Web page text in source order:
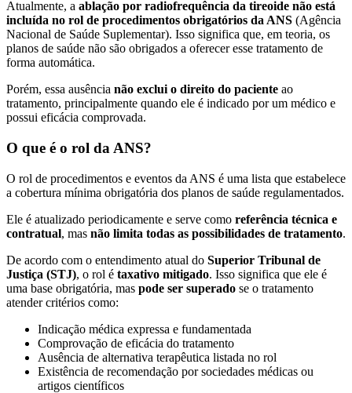
Atualmente, a ablação por radiofrequência da tireoide não está
incluída no rol de procedimentos obrigatórios da ANS (Agência
Nacional de Saúde Suplementar). Isso significa que, em teoria, os
planos de saúde não são obrigados a oferecer esse tratamento de
forma automática.
Porém, essa ausência não exclui o direito do paciente ao
tratamento, principalmente quando ele é indicado por um médico e
possui eficácia comprovada.
O que é o rol da ANS?
O rol de procedimentos e eventos da ANS é uma lista que estabelece
a cobertura mínima obrigatória dos planos de saúde regulamentados.
Ele é atualizado periodicamente e serve como referência técnica e
contratual, mas não limita todas as possibilidades de tratamento.
De acordo com o entendimento atual do Superior Tribunal de
Justiça (STJ), o rol é taxativo mitigado. Isso significa que ele é
uma base obrigatória, mas pode ser superado se o tratamento
atender critérios como:
Indicação médica expressa e fundamentada
Comprovação de eficácia do tratamento
Ausência de alternativa terapêutica listada no rol
Existência de recomendação por sociedades médicas ou
artigos científicos